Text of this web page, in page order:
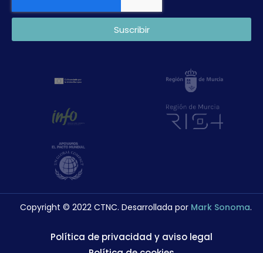
Suscribir
Copyright © 2022 CTNC. Desarrollada por Mark Sonoma.
Política de privacidad y aviso legal